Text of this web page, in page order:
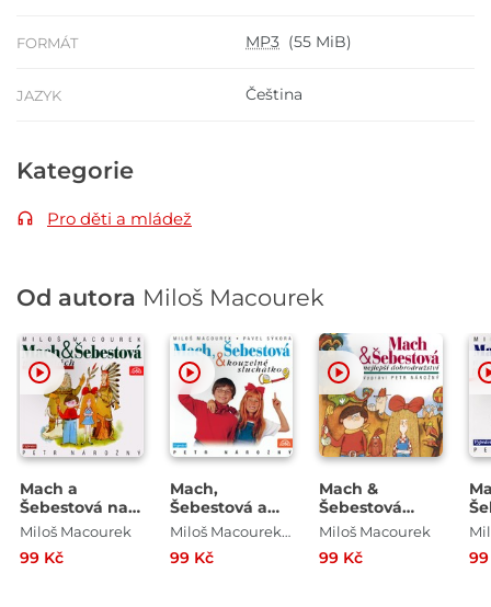
FORMÁT MP3 (55 MiB)
JAZYK Čeština
Kategorie
Pro děti a mládež
Od autora Miloš Macourek
Mach a
Šebestová na
cestách
Miloš Macourek
99 Kč
Mach,
Šebestová a
kouzelné
Miloš Macourek , Václav Vorlíček
99 Kč
Mach &
Šebestová
Nejlepší
Miloš Macourek
99 Kč